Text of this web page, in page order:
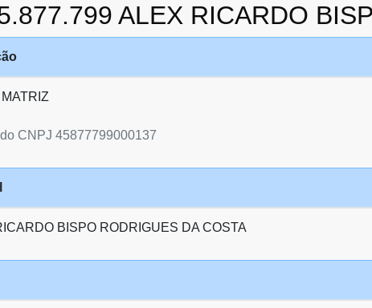
ALEX RICARDO
CNPJ 45877799000137
BISPO RODRIGUES DA COSTA